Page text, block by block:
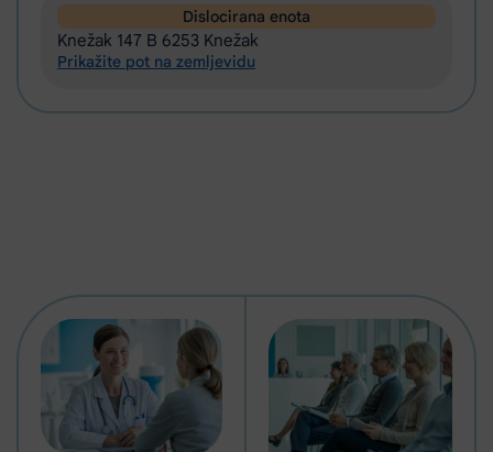
Dislocirana enota
Knežak 147 B 6253 Knežak
Prikažite pot na zemljevidu